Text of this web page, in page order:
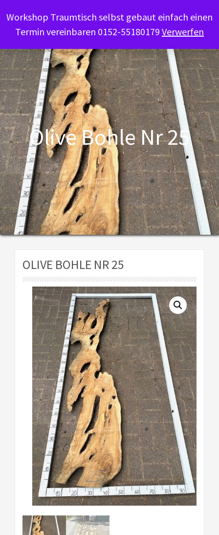
Olive Bohle Nr 25
OLIVE BOHLE NR 25
Workshop Traumtisch selbst gebaut einfach einen
Termin vereinbaren 0152-55180179 Verwerfen